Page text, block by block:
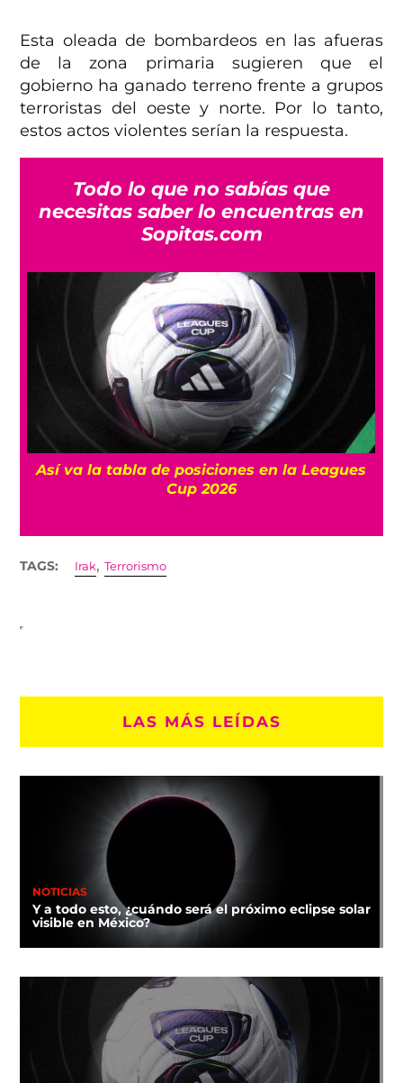
Esta oleada de bombardeos en las afueras
de la zona primaria sugieren que el
gobierno ha ganado terreno frente a grupos
terroristas del oeste y norte. Por lo tanto,
estos actos violentes serían la respuesta.
Todo lo que no sabías que
necesitas saber lo encuentras en
Sopitas.com
Así va la tabla de posiciones en la Leagues
Cup 2026
TAGS: Irak,Terrorismo
LAS MÁS LEÍDAS
NOTICIAS
Y a todo esto, ¿cuándo será el próximo eclipse solar
visible en México?